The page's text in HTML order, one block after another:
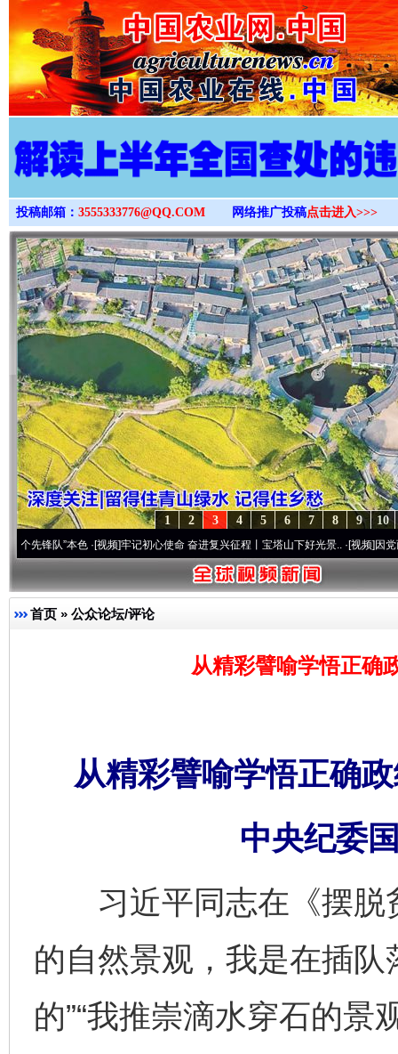
>
投稿邮箱： 3555333776@QQ.COM 网络推广投稿点击进入>>>
10
9
8
7
6
5
4
3
2
1
”本色·[视频]牢记初心使命 奋进复兴征程丨宝塔山下好光景..·[视频]因党而生 为党
首页 » 公众论坛/评论
从精彩譬喻学悟正确
从精彩譬喻学悟正确
中央纪委
习近平同志在《摆脱
的自然景观，我是在插
的”“我推崇滴水穿石的